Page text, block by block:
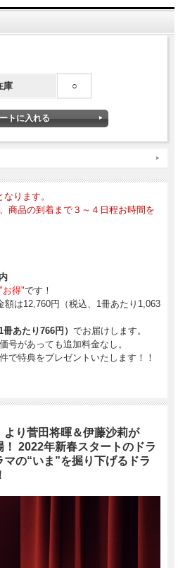
庫 ○
ります。
商品の到着まで３～４日程お時間を
"お得"です！
額は12,760円（税込、1冊あたり1,063
あたり766円） でお届けします。
号があっても追加料金なし。
で特典をプレゼントいたします！！
より菅田将暉＆伊藤沙莉が
2022年新春スタートのドラ
の“いま”を掘り下げるドラ